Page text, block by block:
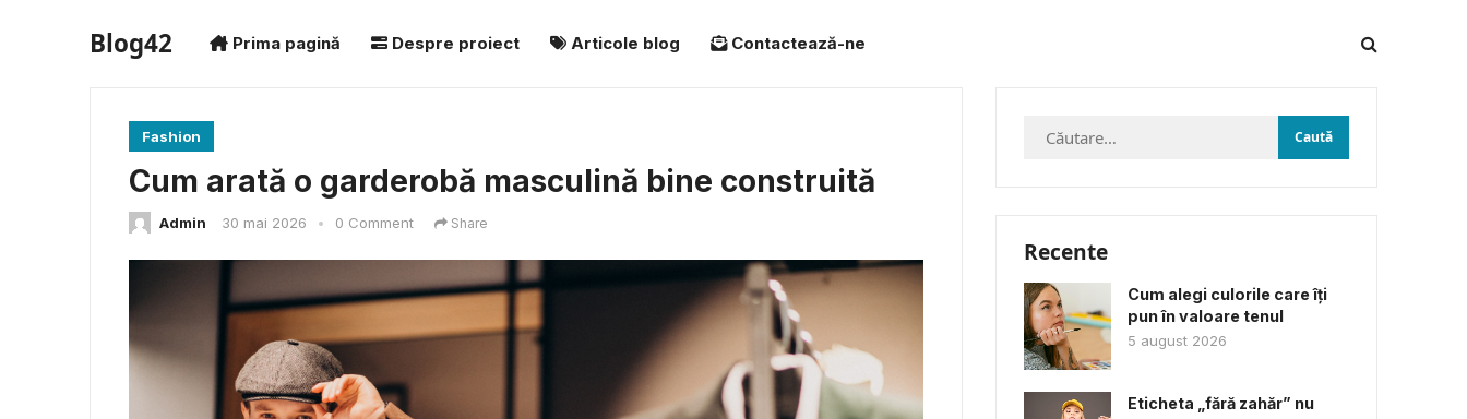
Blog42 Prima pagină Despre proiect Articole blog Contactează-ne
Fashion
Cum arată o garderobă masculină bine construită
Admin 30 mai 2026 • 0 Comment Share
Caută
Recente
Cum alegi culorile care îți
pun în valoare tenul
5 august 2026
Eticheta „fără zahăr” nu